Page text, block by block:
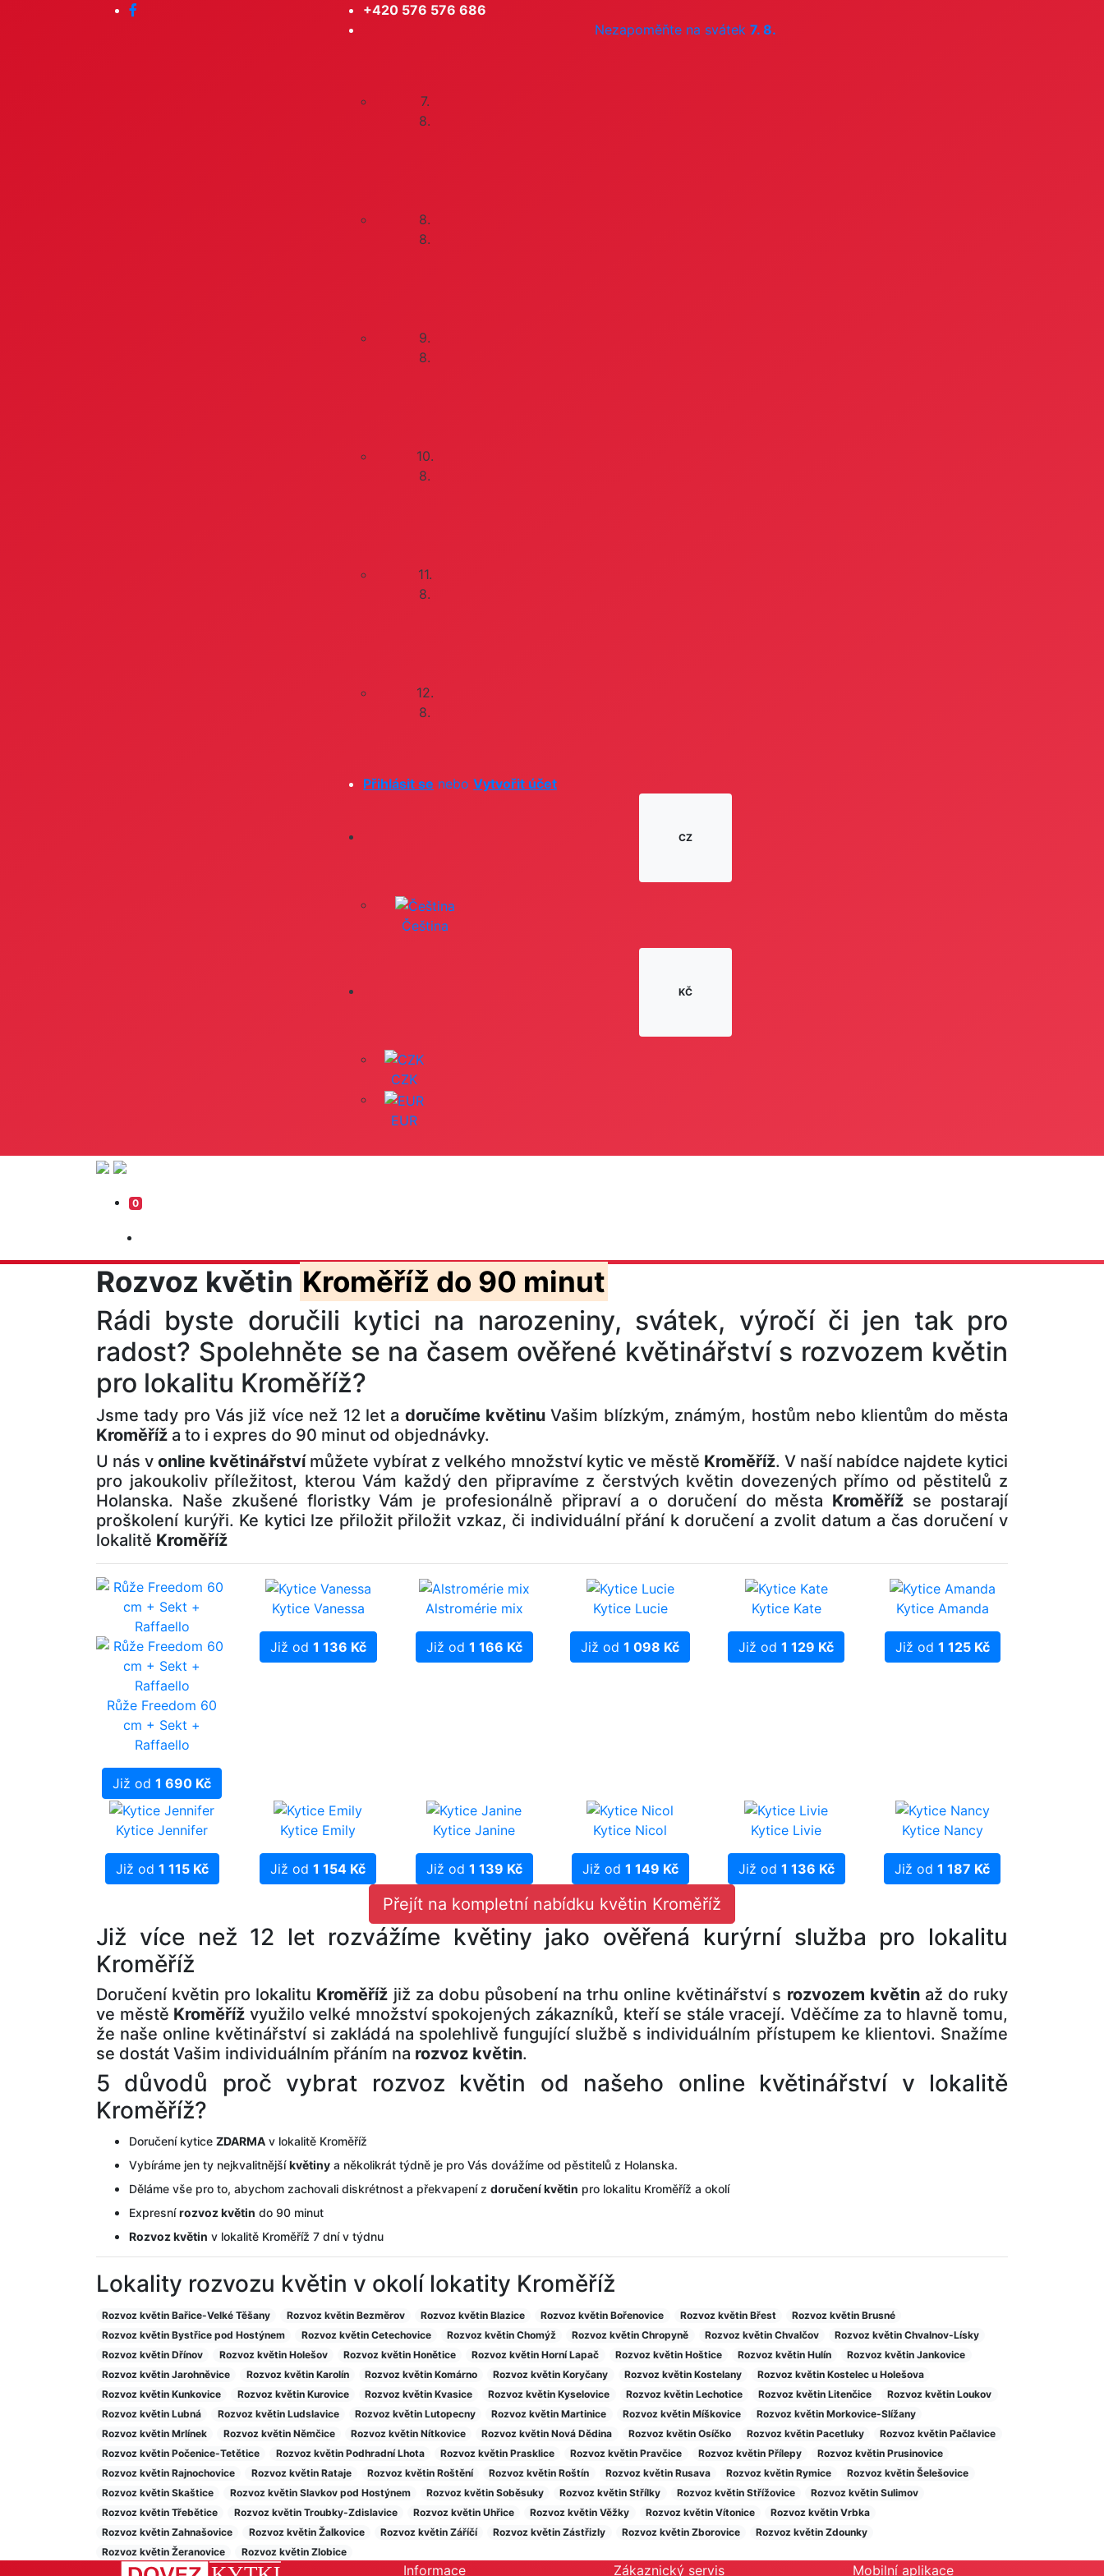
+420 576 576 686
Nezapoměňte na svátek 7. 8.
7.
8.
8.
8.
9.
8.
10.
8.
11.
8.
12.
8.
Přihlásit se nebo Vytvořit účet
CZ
Čeština
KČ
CZK
EUR
0
Rozvoz květin Kroměříž do 90 minut
Rádi byste doručili kytici na narozeniny, svátek, výročí či jen tak pro
radost? Spolehněte se na časem ověřené květinářství s rozvozem květin
pro lokalitu Kroměříž?
Jsme tady pro Vás již více než 12 let a doručíme květinu Vašim blízkým, známým, hostům nebo klientům do města
Kroměříž a to i expres do 90 minut od objednávky.
U nás vonline květinářstvímůžete vybírat z velkého množství kytic ve městě Kroměříž. V naší nabídce najdete kytici
pro jakoukoliv příležitost, kterou Vám každý den připravíme z čerstvých květin dovezených přímo od pěstitelů z
Holanska. Naše zkušené floristky Vám je profesionálně připraví a o doručení do města Kroměříž se postarají
proškolení kurýři. Ke kytici lze přiložit přiložit vzkaz, či individuální přání k doručení a zvolit datum a čas doručení v
lokalitě Kroměříž
Růže Freedom 60
cm + Sekt +
Raffaello
Již od 1 690 Kč
Kytice Vanessa
Již od 1 136 Kč
Alstromérie mix
Již od 1 166 Kč
Kytice Lucie
Již od 1 098 Kč
Kytice Kate
Již od 1 129 Kč
Kytice Amanda
Již od 1 125 Kč
Kytice Jennifer
Již od 1 115 Kč
Kytice Emily
Již od 1 154 Kč
Kytice Janine
Již od 1 139 Kč
Kytice Nicol
Již od 1 149 Kč
Kytice Livie
Již od 1 136 Kč
Kytice Nancy
Již od 1 187 Kč
Přejít na kompletní nabídku květin Kroměříž
Již více než 12 let rozvážíme květiny jako ověřená kurýrní služba pro lokalitu
Kroměříž
Doručení květin pro lokalitu Kroměříž již za dobu působení na trhu online květinářství s rozvozem květinaž do ruky
ve městě Kroměříž využilo velké množství spokojených zákazníků, kteří se stále vracejí. Vděčíme za to hlavně tomu,
že naše online květinářství si zakládá na spolehlivě fungující službě s individuálním přístupem ke klientovi. Snažíme
se dostát Vašim individuálním přáním na rozvoz květin.
5 důvodů proč vybrat rozvoz květin od našeho online květinářství v lokalitě
Kroměříž?
Doručení kytice ZDARMA v lokalitě Kroměříž
Vybíráme jen ty nejkvalitnějšíkvětiny a několikrát týdně je pro Vás dovážíme od pěstitelů z Holanska.
Děláme vše pro to, abychom zachovali diskrétnost a překvapení z doručení květin pro lokalitu Kroměříž a okolí
Expresnírozvoz květin do 90 minut
Rozvoz květin v lokalitě Kroměříž 7 dní v týdnu
Lokality rozvozu květin v okolí lokatity Kroměříž
Rozvoz květin Bařice-Velké Těšany Rozvoz květin Bezměrov Rozvoz květin Blazice Rozvoz květin Bořenovice Rozvoz květin Břest
Rozvoz květin Brusné
Rozvoz květin Bystřice pod Hostýnem
Rozvoz květin Cetechovice Rozvoz květin Chomýž Rozvoz květin Chropyně Rozvoz květin Chvalčov
Rozvoz květin Chvalnov-Lísky
Rozvoz květin Dřínov
Rozvoz květin Holešov Rozvoz květin Honětice Rozvoz květin Horní Lapač Rozvoz květin Hoštice Rozvoz květin Hulín
Rozvoz květin Jankovice
Rozvoz květin Jarohněvice
Rozvoz květin Karolín Rozvoz květin Komárno Rozvoz květin Koryčany Rozvoz květin Kostelany
Rozvoz květin Kostelec u Holešova
Rozvoz květin Kunkovice
Rozvoz květin Kurovice Rozvoz květin Kvasice Rozvoz květin Kyselovice Rozvoz květin Lechotice Rozvoz květin Litenčice
Rozvoz květin Loukov
Rozvoz květin Lubná
Rozvoz květin Ludslavice Rozvoz květin Lutopecny Rozvoz květin Martinice Rozvoz květin Míškovice
Rozvoz květin Morkovice-Slížany
Rozvoz květin Mrlínek
Rozvoz květin Němčice Rozvoz květin Nítkovice Rozvoz květin Nová Dědina Rozvoz květin Osíčko Rozvoz květin Pacetluky
Rozvoz květin Pačlavice
Rozvoz květin Počenice-Tetětice
Rozvoz květin Podhradní Lhota Rozvoz květin Prasklice Rozvoz květin Pravčice Rozvoz květin Přílepy
Rozvoz květin Prusinovice
Rozvoz květin Rajnochovice
Rozvoz květin Rataje Rozvoz květin Roštění Rozvoz květin Roštín Rozvoz květin Rusava Rozvoz květin Rymice
Rozvoz květin Šelešovice
Rozvoz květin Skaštice
Rozvoz květin Slavkov pod Hostýnem Rozvoz květin Soběsuky Rozvoz květin Střílky Rozvoz květin Střížovice
Rozvoz květin Sulimov
Rozvoz květin Třebětice
Rozvoz květin Troubky-Zdislavice Rozvoz květin Uhřice Rozvoz květin Věžky Rozvoz květin Vítonice
Rozvoz květin Vrbka
Rozvoz květin Zahnašovice
Rozvoz květin Žalkovice Rozvoz květin Záříčí Rozvoz květin Zástřizly Rozvoz květin Zborovice
Rozvoz květin Zdounky
Rozvoz květin Žeranovice
Rozvoz květin Zlobice
Informace Zákaznický servis Mobilní aplikace